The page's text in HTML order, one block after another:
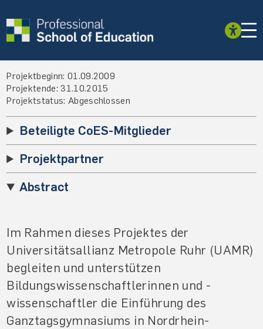
Projektbeginn: 01.09.2009
Projektende: 31.10.2015
Projektstatus: Abgeschlossen
Beteiligte CoES-Mitglieder
Projektpartner
Abstract
Im Rahmen dieses Projektes der
Universitätsallianz Metropole Ruhr (UAMR)
begleiten und unterstützen
Bildungswissenschaftlerinnen und -
wissenschaftler die Einführung des
Ganztagsgymnasiums in Nordrhein-